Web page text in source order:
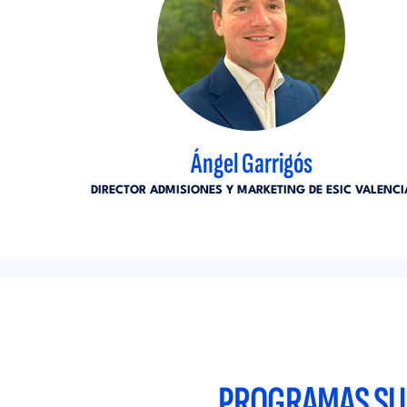
Ángel Garrigós
DIRECTOR ADMISIONES Y MARKETING DE ESIC